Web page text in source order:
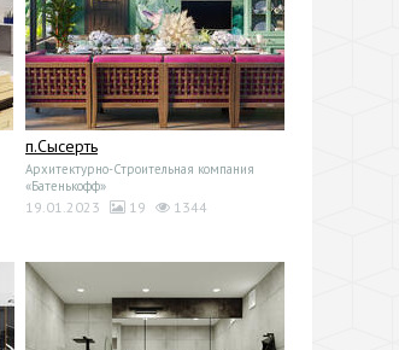
п.Сысерть
Архитектурно-Строительная компания
«Батенькофф»
19.01.2023 19 1344